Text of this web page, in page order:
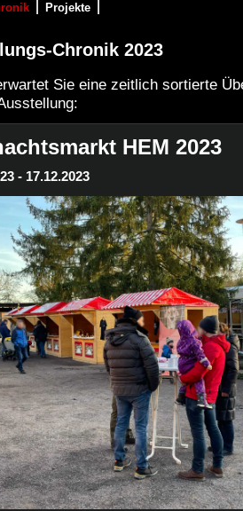
Projekte
Chronik 2023
Sie eine zeitlich sortierte
HEM 2023
- 17.12.2023